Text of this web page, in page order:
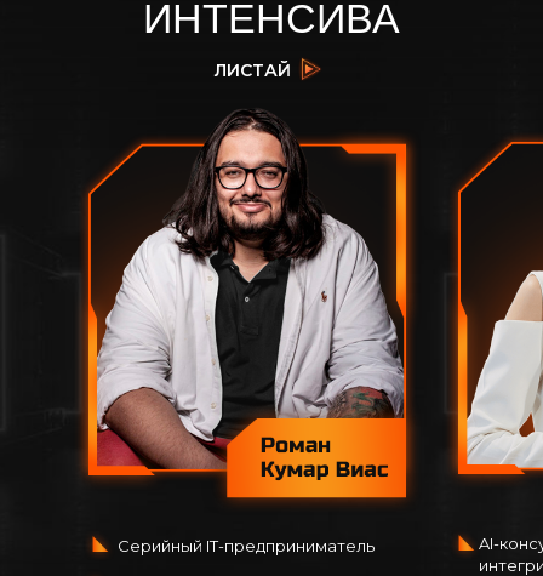
ИНТЕНСИВА
Серийный IT-предприниматель
AI-
ЛИСТАЙ